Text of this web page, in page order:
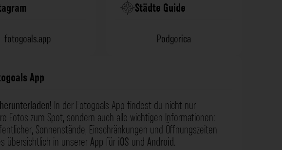
fotogoals.app
Städte Guide
Podgorica
App
In der Fotogoals App findest du nicht nur
Fotos zum Spot, sondern auch alle wichtigen Informationen:
Sonnenstände, Einschränkungen und Öffnungszeiten
übersichtlich in unsererAppfüriOS undAndroid.